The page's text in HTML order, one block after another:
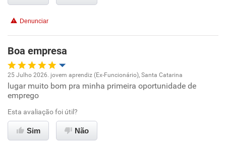
Benefícios
Recomenda esta empresa
Denunciar
Boa empresa
Oportunidade de promoção
Ambiente de trabalho
Conciliação com a vida familiar
25 Julho 2026. jovem aprendiz (Ex-Funcionário), Santa Catarina
lugar muito bom pra minha primeira oportunidade de
emprego
Esta avaliação foi útil?
Sim Não